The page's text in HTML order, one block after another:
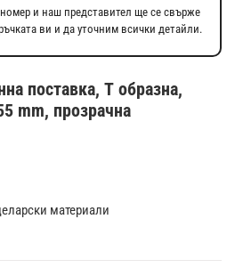
поставка, Т образна,
mm, прозрачна
материали
и наш представител ще се свърже
ви и да уточним всички детайли.